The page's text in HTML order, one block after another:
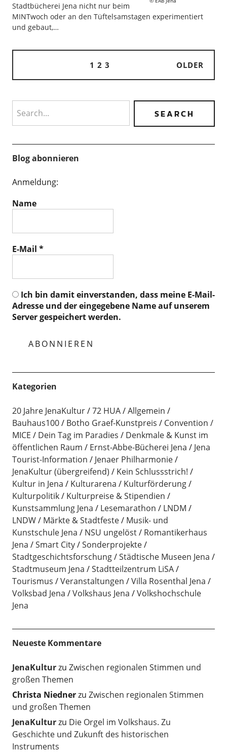
Stadtbücherei Jena nicht nur beim
MINTwoch oder an den Tüftelsamstagen experimentiert
und gebaut,…
1 2 3 OLDER
Blog abonnieren
Anmeldung:
Name
E-Mail *
Ich bin damit einverstanden, dass meine E-Mail-
Adresse und der eingegebene Name auf unserem
Server gespeichert werden.
Kategorien
20 Jahre JenaKultur 72 HUA
Allgemein
Bauhaus100
Botho Graef-Kunstpreis
Convention /
MICE
Dein Tag im Paradies
Denkmale & Kunst im
öffentlichen Raum
Ernst-Abbe-Bücherei Jena
Jena
Tourist-Information
Jenaer Philharmonie
JenaKultur (übergreifend)
Kein Schlussstrich!
Kultur in Jena
Kulturarena
Kulturförderung
Kulturpolitik
Kulturpreise & Stipendien
Kunstsammlung Jena
Lesemarathon
LNDM
LNDW
Märkte & Stadtfeste
Musik- und
Kunstschule Jena
NSU ungelöst
Romantikerhaus
Jena
Smart City
Sonderprojekte
Stadtgeschichtsforschung
Städtische Museen Jena
Stadtmuseum Jena
Stadtteilzentrum LiSA
Tourismus
Veranstaltungen
Villa Rosenthal Jena
Volksbad Jena
Volkshaus Jena
Volkshochschule
Jena
Neueste Kommentare
JenaKulturzu Zwischen regionalen Stimmen und
großen Themen
Christa Niednerzu Zwischen regionalen Stimmen
und großen Themen
JenaKulturzu Die Orgel im Volkshaus. Zu
Geschichte und Zukunft des historischen
Instruments